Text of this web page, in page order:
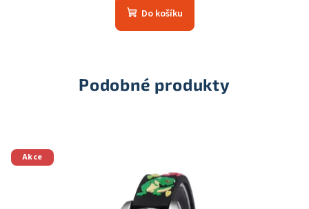
Do košíku
Podobné produkty
Akce